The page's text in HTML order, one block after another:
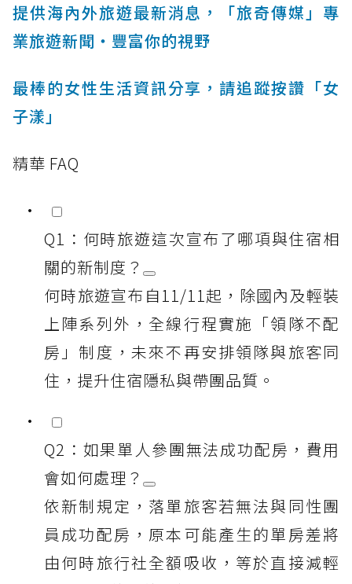
提供海內外旅遊最新消息，「旅奇傳媒」專
業旅遊新聞‧豐富你的視野
最棒的女性生活資訊分享，請追蹤按讚「女
子漾」
精華 FAQ
Q1：何時旅遊這次宣布了哪項與住宿相
關的新制度？
何時旅遊宣布自11/11起，除國內及輕裝
上陣系列外，全線行程實施「領隊不配
房」制度，未來不再安排領隊與旅客同
住，提升住宿隱私與帶團品質。
Q2：如果單人參團無法成功配房，費用
會如何處理？
依新制規定，落單旅客若無法與同性團
員成功配房，原本可能產生的單房差將
由何時旅行社全額吸收，等於直接減輕